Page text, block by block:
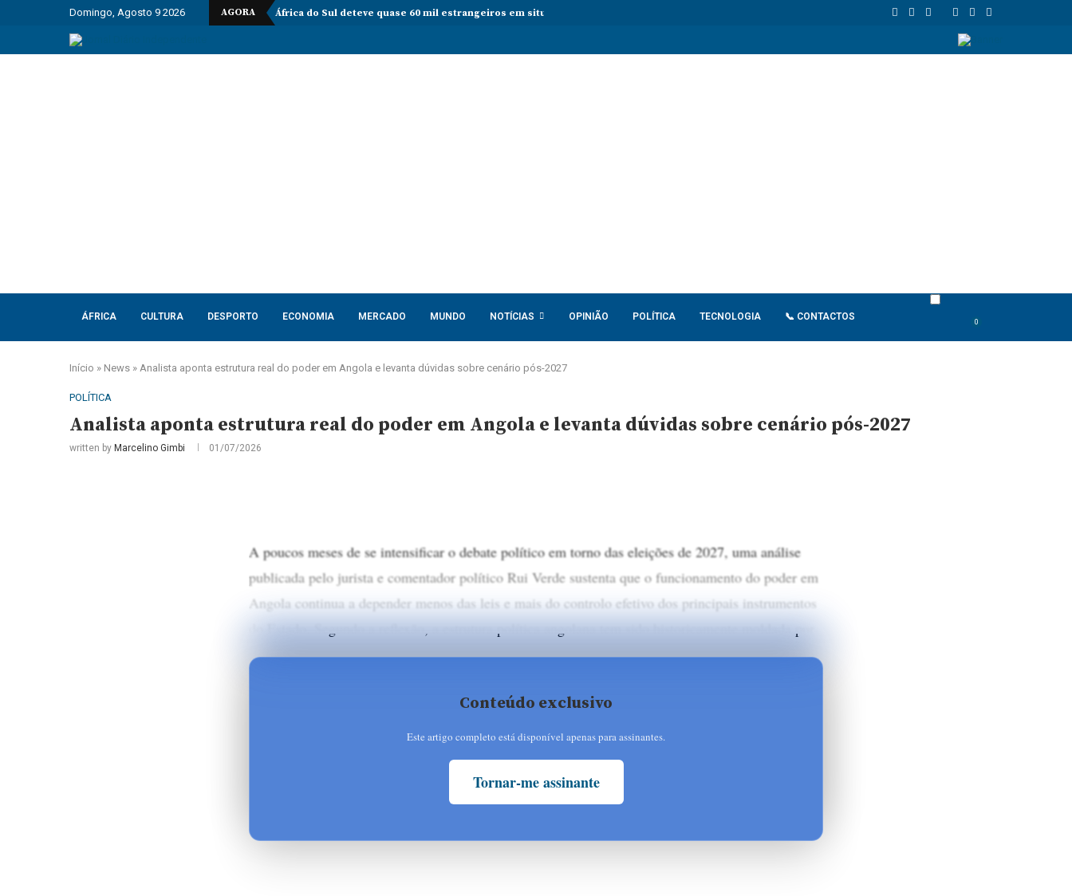
Domingo, Agosto 9 2026 AGORA África do Sul deteve quase 60 mil estrangeiros em situação irregular desde janeiro Standard Bank Angola reforça financiamento sustentável e aposta no
ÁFRICA CULTURA DESPORTO ECONOMIA MERCADO MUNDO NOTÍCIAS OPINIÃO POLÍTICA TECNOLOGIA 📞 CONTACTOS 0
Início » News » Analista aponta estrutura real do poder em Angola e levanta dúvidas sobre cenário pós-2027
POLÍTICA
Analista aponta estrutura real do poder em Angola e levanta dúvidas sobre cenário pós-2027
written by Marcelino Gimbi 01/07/2026
A poucos meses de se intensificar o debate político em torno das eleições de 2027, uma análise
publicada pelo jurista e comentador político Rui Verde sustenta que o funcionamento do poder em
Angola continua a depender menos das leis e mais do controlo efetivo dos principais instrumentos
Conteúdo exclusivo
Este artigo completo está disponível apenas para assinantes.
Tornar-me assinante